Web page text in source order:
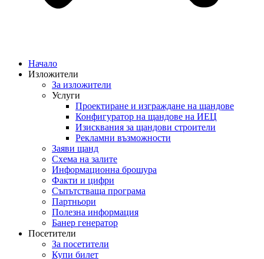
Начало
Изложители
За изложители
Услуги
Проектиране и изграждане на щандове
Конфигуратор на щандове на ИЕЦ
Изисквания за щандови строители
Рекламни възможности
Заяви щанд
Схема на залите
Информационна брошура
Факти и цифри
Съпътстваща програма
Партньори
Полезна информация
Банер генератор
Посетители
За посетители
Купи билет